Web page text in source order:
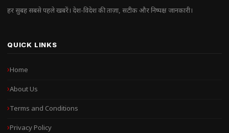
हर सुबह सबसे पहले खबरें। देश-विदेश की ताज़ा, सटीक और निष्पक्ष जानकारी।
QUICK LINKS
Home
About Us
Terms and Conditions
Privacy Policy